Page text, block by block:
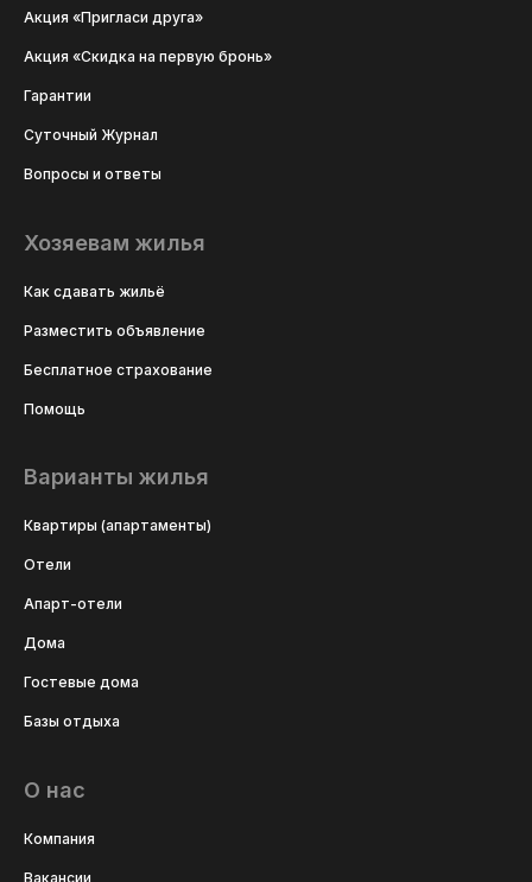
Акция «Пригласи друга»
Акция «Скидка на первую бронь»
Гарантии
Суточный Журнал
Вопросы и ответы
Хозяевам жилья
Как сдавать жильё
Разместить объявление
Бесплатное страхование
Помощь
Варианты жилья
Квартиры (апартаменты)
Отели
Апарт-отели
Дома
Гостевые дома
Базы отдыха
О нас
Компания
Вакансии